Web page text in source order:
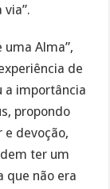
uma Alma”,
de
a importância
propondo
e devoção,
ter um
que não era